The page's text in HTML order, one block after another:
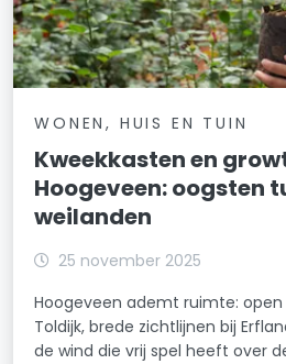
WONEN, HUIS EN TUIN
Kweekkasten en
Hoogeveen: oogsten
weilanden
25 november 2025
Hoogeveen ademt ruimte:
Toldijk, brede zichtlijnen bij
de wind die vrij spel heeft over